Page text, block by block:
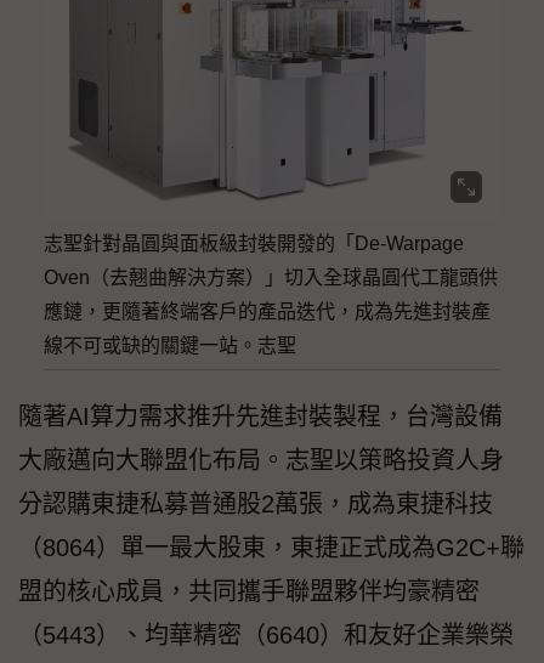
志聖針對晶圓與面板級封裝開發的「De-Warpage
Oven（去翹曲解決方案）」切入全球晶圓代工龍頭供
應鏈，更隨著終端客戶的產品迭代，成為先進封裝產
線不可或缺的關鍵一站。志聖
隨著AI算力需求推升先進封裝製程，台灣設備
大廠邁向大聯盟化布局。志聖以策略投資人身
分認購東捷私募普通股2萬張，成為東捷科技
（8064）單一最大股東，東捷正式成為G2C+聯
盟的核心成員，共同攜手聯盟夥伴均豪精密
（5443）、均華精密（6640）和友好企業樂榮